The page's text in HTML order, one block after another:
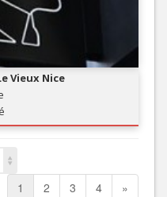
Vieux Nice
1 2 3 4 »